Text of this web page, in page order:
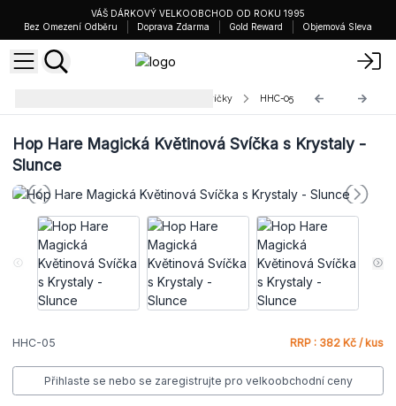
VÁŠ DÁRKOVÝ VELKOOBCHOD OD ROKU 1995
Bez Omezení Odběru
Doprava Zdarma Gold Reward Objemová Sleva
Hop Hare Květinové Krystalové Svíčky HHC-05
Hop Hare Magická Květinová Svíčka s Krystaly -
Slunce
HHC-05 RRP : 382 Kč / kus
Přihlaste se nebo se zaregistrujte pro velkoobchodní ceny